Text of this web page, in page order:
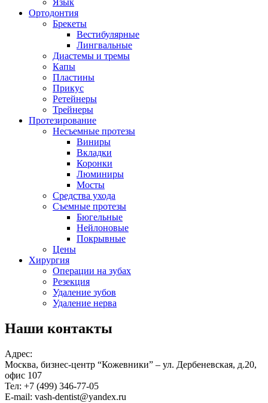
Язык
Ортодонтия
Брекеты
Вестибулярные
Лингвальные
Диастемы и тремы
Капы
Пластины
Прикус
Ретейнеры
Трейнеры
Протезирование
Несъемные протезы
Виниры
Вкладки
Коронки
Люминиры
Мосты
Средства ухода
Съемные протезы
Бюгельные
Нейлоновые
Покрывные
Цены
Хирургия
Операции на зубах
Резекция
Удаление зубов
Удаление нерва
Наши контакты
Адрес:
Москва, бизнес-центр “Кожевники” – ул. Дербеневская, д.20,
офис 107
Тел: +7 (499) 346-77-05
E-mail: vash-dentist@yandex.ru